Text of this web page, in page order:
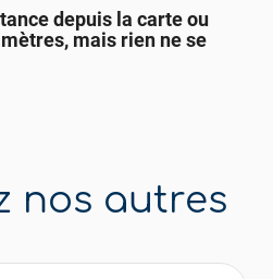
depuis la carte ou
mais rien ne se
nos autres